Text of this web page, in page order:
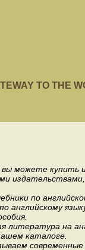
TO THE
можете купить
издательствами,
по
английскому
литература на
каталоге.